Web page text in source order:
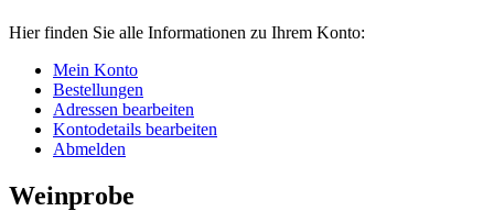
Hier finden Sie alle Informationen zu Ihrem Konto:
Mein Konto
Bestellungen
Adressen bearbeiten
Kontodetails bearbeiten
Abmelden
Weinprobe